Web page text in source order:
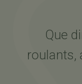
Que
roulants,